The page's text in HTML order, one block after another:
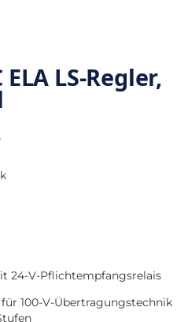
LS-Regler,
24-V-Pflichtempfangsrelais
100-V-Übertragungstechnik